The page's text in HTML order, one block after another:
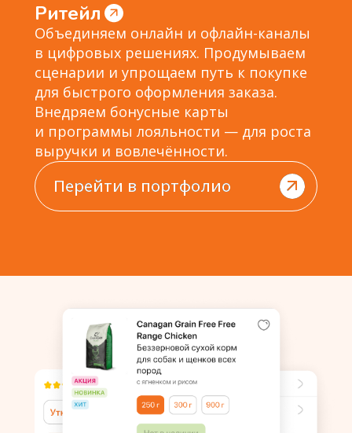
Ритейл
Объединяем онлайн и офлайн-каналы
в цифровых решениях. Продумываем
сценарии и упрощаем путь к покупке
для быстрого оформления заказа.
Внедряем бонусные карты
и программы лояльности — для роста
выручки и вовлечённости.
Перейти в портфолио
Перейти в портфолио